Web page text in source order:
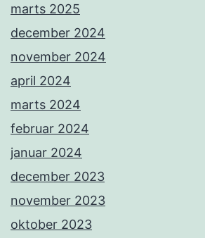
marts 2025
december 2024
november 2024
april 2024
marts 2024
februar 2024
januar 2024
december 2023
november 2023
oktober 2023